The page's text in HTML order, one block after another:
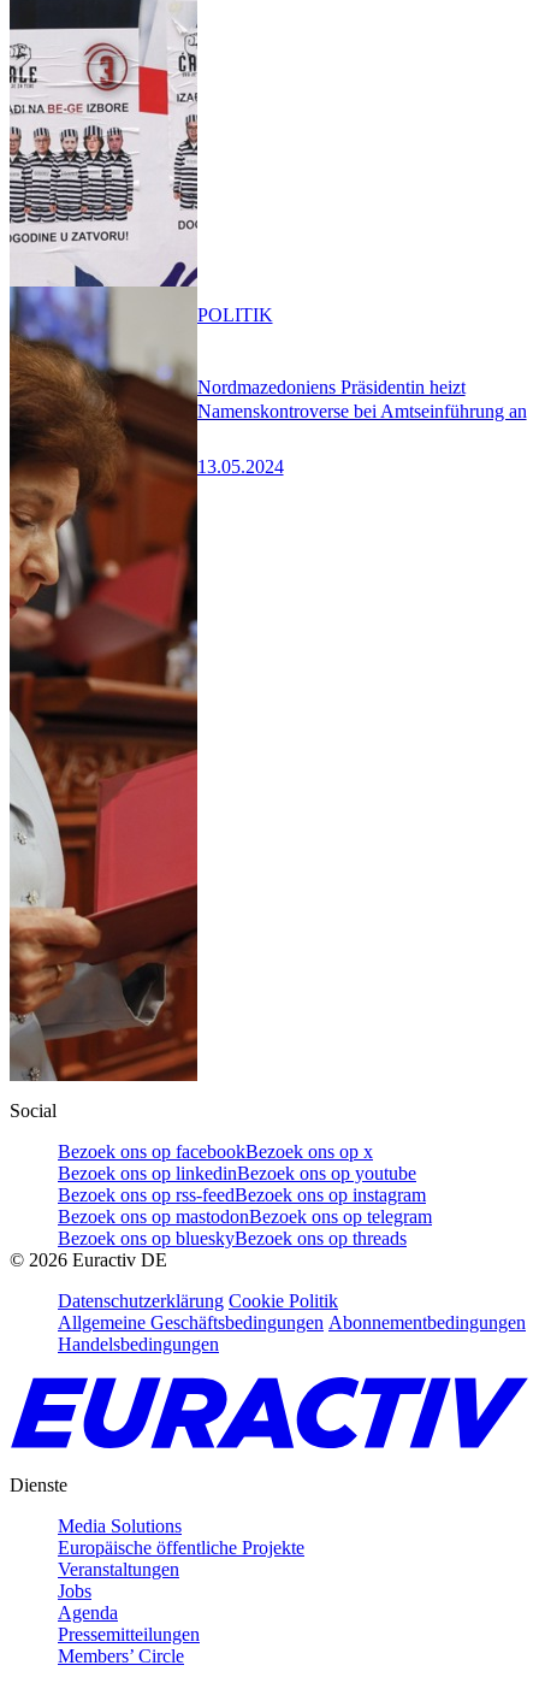
Nordmazedoniens Präsidentin heizt
Namenskontroverse bei Amtseinführung an
13.05.2024
POLITIK
Social
Bezoek ons op facebookBezoek ons op x
Bezoek ons op linkedinBezoek ons op youtube
Bezoek ons op rss-feedBezoek ons op instagram
Bezoek ons op mastodonBezoek ons op telegram
Bezoek ons op blueskyBezoek ons op threads
© 2026 Euractiv DE
Datenschutzerklärung Cookie Politik
Allgemeine Geschäftsbedingungen Abonnementbedingungen
Handelsbedingungen
Dienste
Media Solutions
Europäische öffentliche Projekte
Veranstaltungen
Jobs
Agenda
Pressemitteilungen
Members’ Circle